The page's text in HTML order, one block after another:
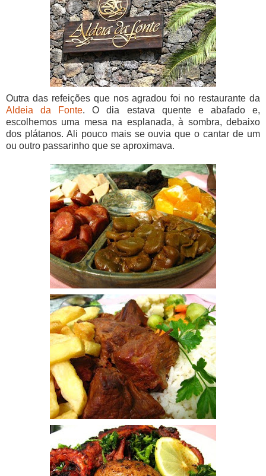
Outra das refeições que nos agradou foi no restaurante da
Aldeia da Fonte. O dia estava quente e abafado e,
escolhemos uma mesa na esplanada, à sombra, debaixo
dos plátanos. Ali pouco mais se ouvia que o cantar de um
ou outro passarinho que se aproximava.